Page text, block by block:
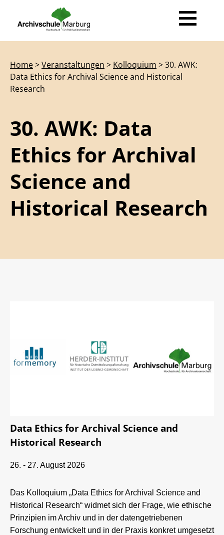
Ausbildung
Der Weg zur Archivarin / zum Archivar
Studienprojekte
Für Studierende
Gastdozentinnen und Gastdozenten
Ihre Ansprechpartner
Veranstaltungsportal
Lehrende
Hilfe / FAQ
Veranstaltungen
Kolloquium
Team
Geschichte
Publikationen
E-Papers
Home>Veranstaltungen > Kolloquium > 30. AWK:
Data Ethics for Archival Science and Historical
Research
30. AWK: Data
Ethics for Archival
Science and
Historical Research
Data Ethics for Archival Science and
Historical Research
26. - 27. August 2026
Das Kolloquium „Data Ethics for Archival Science and
Historical Research“ widmet sich der Frage, wie ethische
Prinzipien im Archiv und in der datengetriebenen
Forschung entwickelt und in der Praxis konkret umgesetzt